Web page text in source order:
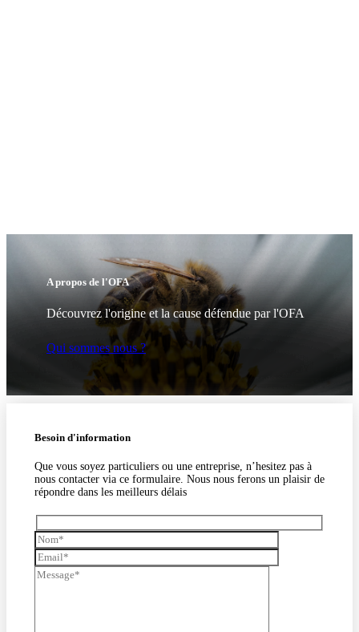
A propos de l'OFA
Découvrez l'origine et la cause défendue par l'OFA
Qui sommes nous ?
Besoin d'information
Que vous soyez particuliers ou une entreprise, n’hesitez pas à
nous contacter via ce formulaire. Nous nous ferons un plaisir de
répondre dans les meilleurs délais